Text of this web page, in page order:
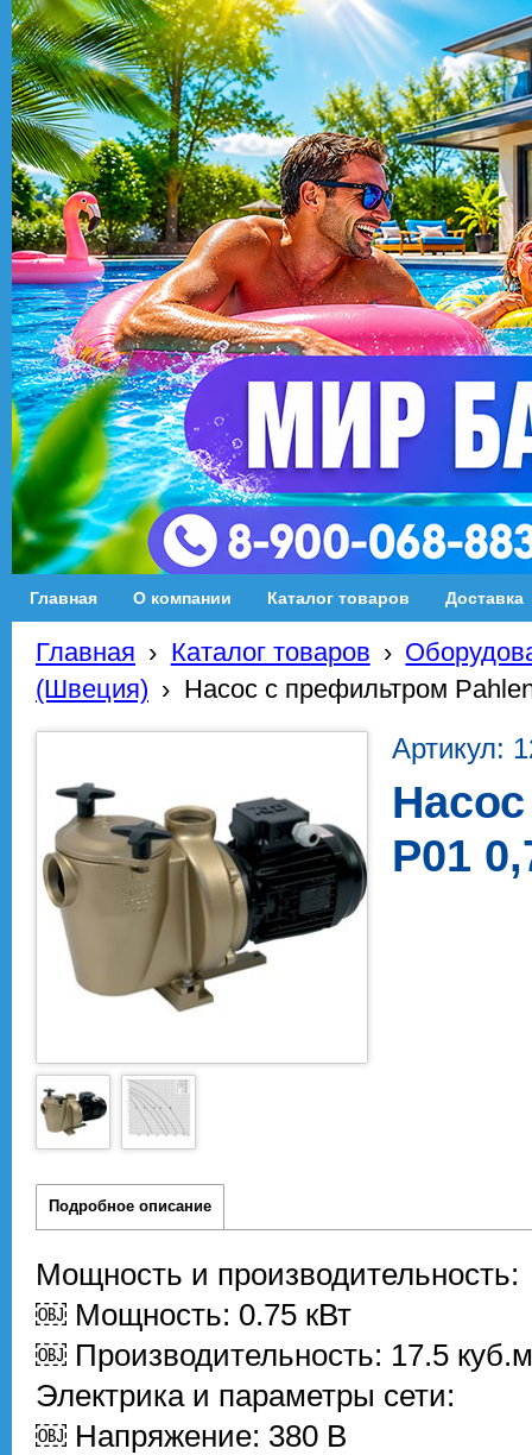
Главная О компании Каталог товаров Доставка
Главная › Каталог товаров ›
(Швеция) › Насос с префильтром
Артикул:
P01
Подробное описание
Мощность и производительность:
￼ Мощность: 0.75 кВт
￼ Производительность: 17.5
Электрика и параметры сети:
￼ Напряжение: 380 В